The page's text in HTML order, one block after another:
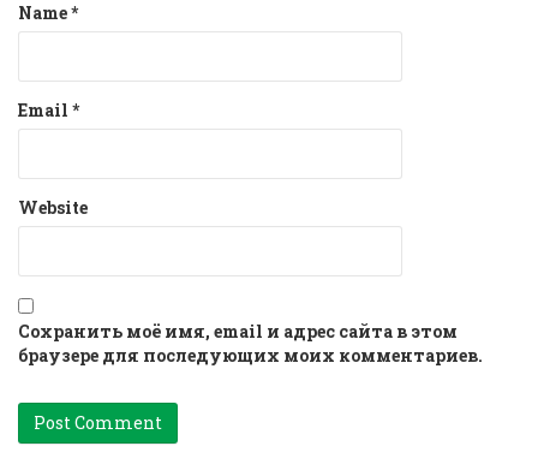
Name*
Email *
Website
Сохранить моё имя, email и адрес сайта в этом
браузере для последующих моих комментариев.